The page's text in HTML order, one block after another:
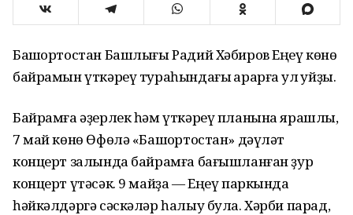
Башҡортостан Башлығы Радий Хәбиров Еңеү көнө
байрамын үткәреү тураһындағы ҡарарға ҡул ҡуйҙы.
Байрамға әҙерлек һәм үткәреү планына ярашлы,
7 май көнө Өфөлә «Башҡортостан» дәүләт
концерт залында байрамға бағышланған ҙур
концерт үтәсәк. 9 майҙа — Еңеү паркында
һәйкәлдәргә сәскәләр һалыу була. Хәрби парад,